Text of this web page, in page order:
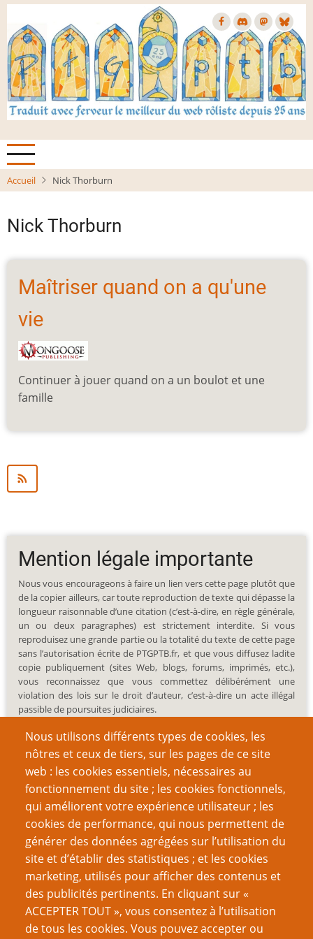
Aller
contenu
principal
Accueil Nick Thorburn
Nick Thorburn
Maîtriser quand on a qu'une
vie
Continuer à jouer quand on a un boulot et une
famille
Nous utilisons différents types de cookies, les
nôtres et ceux de tiers, sur les pages de ce site
web : les cookies essentiels, nécessaires au
fonctionnement du site ; les cookies fonctionnels,
qui améliorent votre expérience utilisateur ; les
cookies de performance, qui nous permettent de
générer des données agrégées sur l’utilisation du
site et d’établir des statistiques ; et les cookies
marketing, utilisés pour afficher des contenus et
des publicités pertinents. En cliquant sur «
ACCEPTER TOUT », vous consentez à l’utilisation
de tous les cookies. Vous pouvez accepter ou
Mention légale importante
Nous vous encourageons à faire un lien vers cette page plutôt que
de la copier ailleurs, car toute reproduction de texte qui dépasse la
longueur raisonnable d’une citation (c’est-à-dire, en règle générale,
un ou deux paragraphes) est strictement interdite. Si vous
reproduisez une grande partie ou la totalité du texte de cette page
sans l’autorisation écrite de PTGPTB.fr, et que vous diffusez ladite
copie publiquement (sites Web, blogs, forums, imprimés, etc.),
vous reconnaissez que vous commettez délibérément une
violation des lois sur le droit d’auteur, c’est-à-dire un acte illégal
passible de poursuites judiciaires.
Recherche
Nom d'utilisateur
Mot de passe